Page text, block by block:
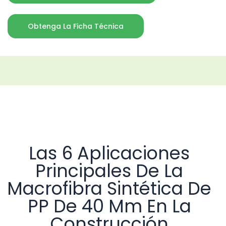
Obtenga La Ficha Técnica
Las 6 Aplicaciones
Principales De La
Macrofibra Sintética De
PP De 40 Mm En La